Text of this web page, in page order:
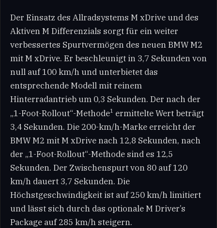
Der Einsatz des Allradsystems M xDrive und des
Aktiven M Differenzials sorgt für ein weiter
verbessertes Spurtvermögen des neuen BMW M2
mit M xDrive. Er beschleunigt in 3,7 Sekunden von
null auf 100 km/h und unterbietet das
entsprechende Modell mit reinem
Hinterradantrieb um 0,3 Sekunden. Der nach der
„1-Foot-Rollout“-Methode1 ermittelte Wert beträgt
3,4 Sekunden. Die 200-km/h-Marke erreicht der
BMW M2 mit M xDrive nach 12,8 Sekunden, nach
der „1-Foot-Rollout“-Methode sind es 12,5
Sekunden. Der Zwischenspurt von 80 auf 120
km/h dauert 3,7 Sekunden. Die
Höchstgeschwindigkeit ist auf 250 km/h limitiert
und lässt sich durch das optionale M Driver’s
Package auf 285 km/h steigern.